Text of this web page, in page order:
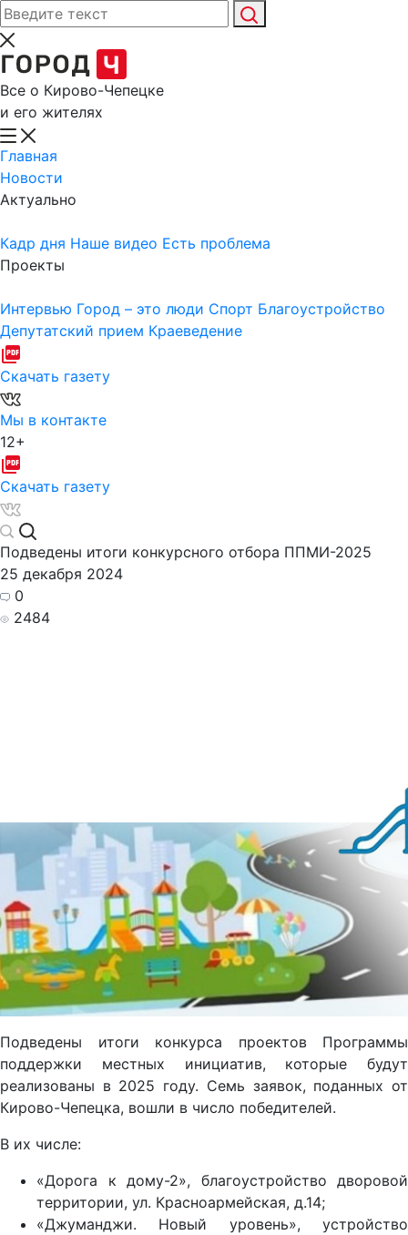
Все о Кирово-Чепецке
и его жителях
Главная
Новости
Актуально
Кадр дня Наше видео Есть проблема
Проекты
Интервью Город – это люди Спорт Благоустройство
Депутатский прием Краеведение
Скачать газету
Мы в контакте
12+
Скачать газету
Подведены итоги конкурсного отбора ППМИ-2025
25 декабря 2024
0
2484
Подведены итоги конкурса проектов Программы
поддержки местных инициатив, которые будут
реализованы в 2025 году. Семь заявок, поданных от
Кирово-Чепецка, вошли в число победителей.
В их числе:
«Дорога к дому-2», благоустройство дворовой
территории, ул. Красноармейская, д.14;
«Джуманджи. Новый уровень», устройство